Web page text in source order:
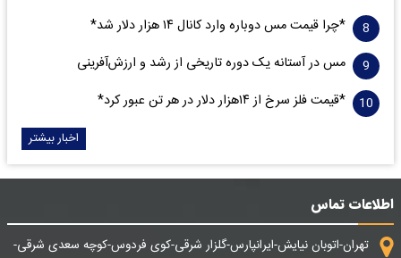
*چرا قیمت مس دوباره وارد کانال ۱۴ هزار دلار شد*
مس در آستانه یک دوره تاریخی از رشد و ارزش‌آفرینی
*قیمت فلز سرخ از ۱۴هزار دلار در هر تن عبور کرد*
اخبار بیشتر
اطلاعات تماس
تهران-اتوبان نیایش-ایرانپارس-گلزار شرقی-کوی فردوس-کوچه سعدی شرقی-